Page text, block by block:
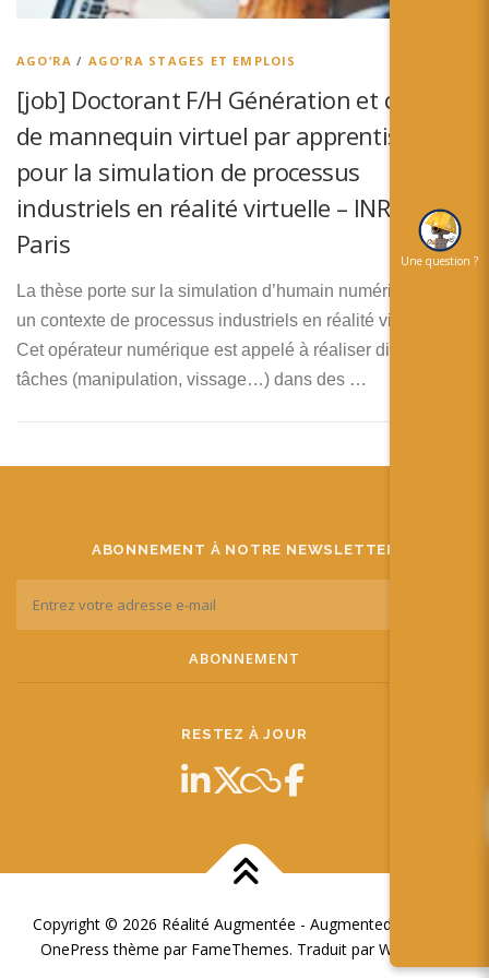
Español
AGO’RA / AGO’RA STAGES ET EMPLOIS
[job] Doctorant F/H Génération et contrôle
de mannequin virtuel par apprentissage
pour la simulation de processus
industriels en réalité virtuelle – INRIA –
Paris
La thèse porte sur la simulation d’humain numérique dans
un contexte de processus industriels en réalité virtuelle.
Cet opérateur numérique est appelé à réaliser diverses
tâches (manipulation, vissage…) dans des …
ABONNEMENT À NOTRE NEWSLETTER
RESTEZ À JOUR
Copyright © 2026 Réalité Augmentée - Augmented Reality
OnePress thème par FameThemes. Traduit par Wp Trads.
Une question ?